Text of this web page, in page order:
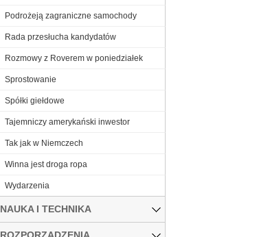
Podrożeją zagraniczne samochody
Rada przesłucha kandydatów
Rozmowy z Roverem w poniedziałek
Sprostowanie
Spółki giełdowe
Tajemniczy amerykański inwestor
Tak jak w Niemczech
Winna jest droga ropa
Wydarzenia
NAUKA I TECHNIKA
ROZPORZĄDZENIA